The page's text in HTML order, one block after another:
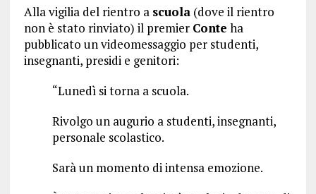
Alla vigilia del rientro a scuola(dove il rientro
non è stato rinviato) il premier Conte ha
pubblicato un videomessaggio per studenti,
insegnanti, presidi e genitori:
“Lunedì si torna a scuola.
Rivolgo un augurio a studenti, insegnanti,
personale scolastico.
Sarà un momento di intensa emozione.